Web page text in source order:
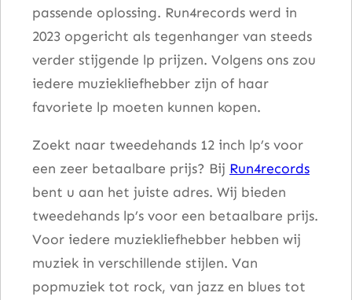
passende oplossing. Run4records werd in
2023 opgericht als tegenhanger van steeds
verder stijgende lp prijzen. Volgens ons zou
iedere muziekliefhebber zijn of haar
favoriete lp moeten kunnen kopen.
Zoekt naar tweedehands 12 inch lp’s voor
een zeer betaalbare prijs? Bij Run4records
bent u aan het juiste adres. Wij bieden
tweedehands lp’s voor een betaalbare prijs.
Voor iedere muziekliefhebber hebben wij
muziek in verschillende stijlen. Van
popmuziek tot rock, van jazz en blues tot